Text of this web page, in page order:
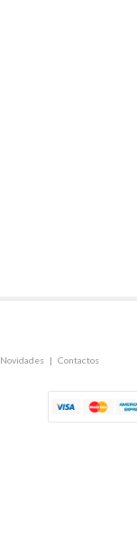
Novidades | Contactos